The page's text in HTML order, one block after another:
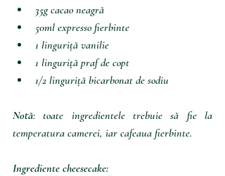
35g cacao neagră
50ml expresso fierbinte
1 linguriță vanilie
1 linguriță praf de copt
1/2 linguriță bicarbonat de sodiu
Notă: toate ingredientele trebuie să fie la
temperatura camerei, iar cafeaua fierbinte.
Ingrediente cheesecake: